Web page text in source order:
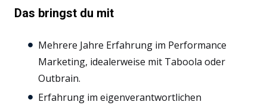
Das bringst du mit
Mehrere Jahre Erfahrung im Performance
Marketing, idealerweise mit Taboola oder
Outbrain.
Erfahrung im eigenverantwortlichen